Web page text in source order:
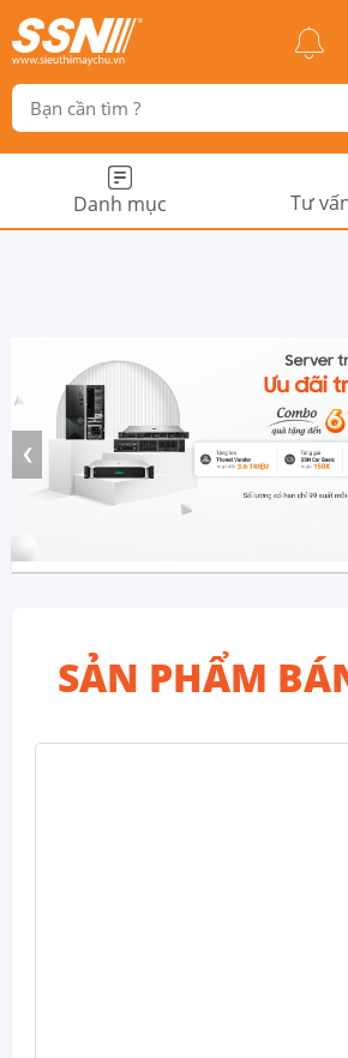
Danh mục Tư
‹
SẢN PHẨM